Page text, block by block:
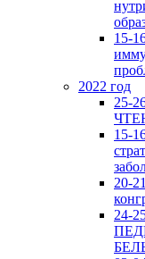
15-
2022 год
25-
15-
20-
24-